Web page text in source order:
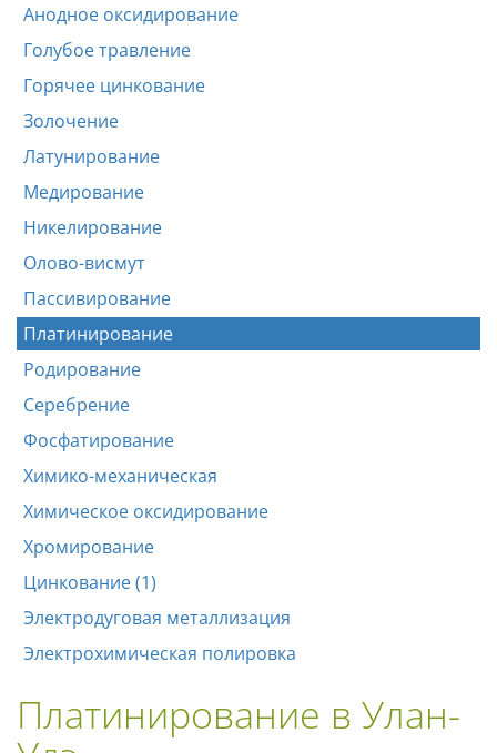
Анодное оксидирование
Голубое травление
Горячее цинкование
Золочение
Латунирование
Медирование
Никелирование
Олово-висмут
Пассивирование
Платинирование
Родирование
Серебрение
Фосфатирование
Химико-механическая
Химическое оксидирование
Хромирование
Цинкование (1)
Электродуговая металлизация
Электрохимическая полировка
Платинирование в Улан-